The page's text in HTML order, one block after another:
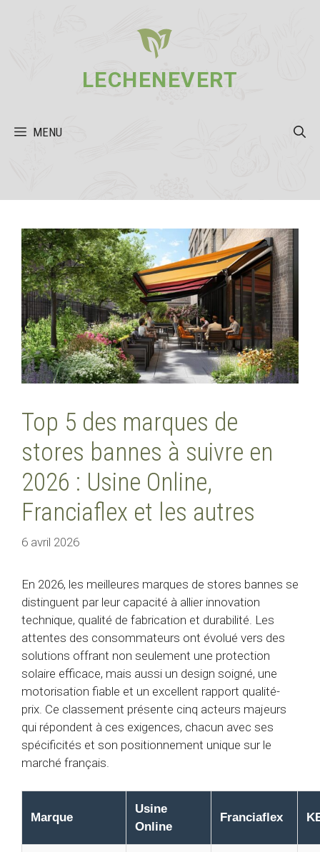
LECHENEVERT
MENU
Top 5 des marques de
stores bannes à suivre en
2026 : Usine Online,
Franciaflex et les autres
6 avril 2026
En 2026, les meilleures marques de stores bannes se
distinguent par leur capacité à allier innovation
technique, qualité de fabrication et durabilité. Les
attentes des consommateurs ont évolué vers des
solutions offrant non seulement une protection
solaire efficace, mais aussi un design soigné, une
motorisation fiable et un excellent rapport qualité-
prix. Ce classement présente cinq acteurs majeurs
qui répondent à ces exigences, chacun avec ses
spécificités et son positionnement unique sur le
marché français.
Marque
Usine
Online
Franciaflex